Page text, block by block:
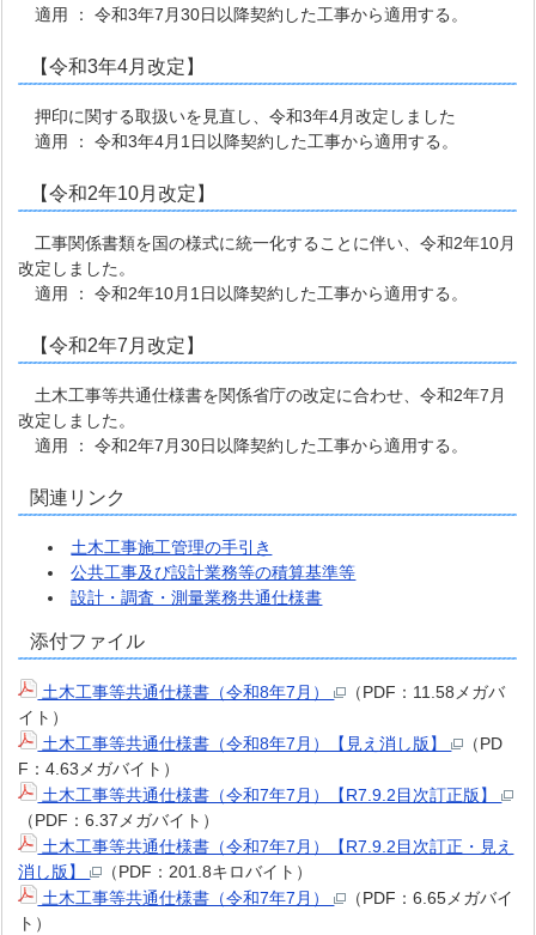
適用 ： 令和3年7月30日以降契約した工事から適用する。
【令和3年4月改定】
押印に関する取扱いを見直し、令和3年4月改定しました
適用 ： 令和3年4月1日以降契約した工事から適用する。
【令和2年10月改定】
工事関係書類を国の様式に統一化することに伴い、令和2年10月
改定しました。
適用 ： 令和2年10月1日以降契約した工事から適用する。
【令和2年7月改定】
土木工事等共通仕様書を関係省庁の改定に合わせ、令和2年7月
改定しました。
適用 ： 令和2年7月30日以降契約した工事から適用する。
関連リンク
土木工事施工管理の手引き
公共工事及び設計業務等の積算基準等
設計・調査・測量業務共通仕様書
添付ファイル
土木工事等共通仕様書（令和8年7月）
（PDF：11.58メガバ
イト）
土木工事等共通仕様書（令和8年7月）【見え消し版】
（PD
F：4.63メガバイト）
土木工事等共通仕様書（令和7年7月）【R7.9.2目次訂正版】
（PDF：6.37メガバイト）
土木工事等共通仕様書（令和7年7月）【R7.9.2目次訂正・見え
消し版】
（PDF：201.8キロバイト）
土木工事等共通仕様書（令和7年7月）
（PDF：6.65メガバイ
ト）